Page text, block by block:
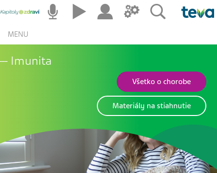
MENU
Imunita
Všetko o chorobe
Materiály na stiahnutie